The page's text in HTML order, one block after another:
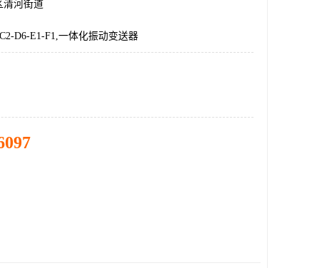
清河街道
D6-E1-F1,一体化振动变送器